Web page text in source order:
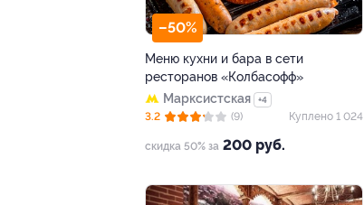
–50%
Меню кухни и бара в сети
ресторанов «Колбасофф»
Марксистская
+4
скидка 50% за 200 руб.
3.2 (9) Куплено 1 024